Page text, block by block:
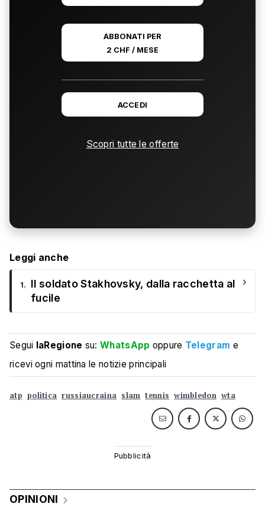
ABBONATI PER
2 CHF / MESE
ACCEDI
Scopri tutte le offerte
Leggi anche
1.
Il soldato Stakhovsky, dalla racchetta al
fucile
›
Segui laRegione su:WhatsApp oppure Telegram e
ricevi ogni mattina le notizie principali
atp politica russiaucraina slam tennis wimbledon wta
OPINIONI